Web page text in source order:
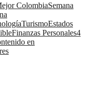
ColombiaSemana
TurismoEstados
Finanzas Personales4
en